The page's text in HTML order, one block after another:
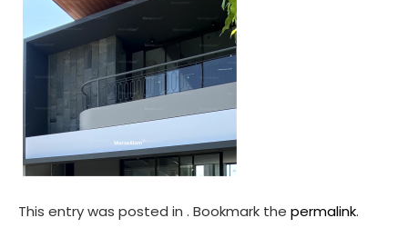
This entry was posted in . Bookmark the permalink.